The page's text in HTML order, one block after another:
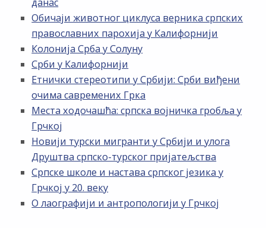
Обичаји животног циклуса верника српских
православних парохија у Калифорнији
Колонија Срба у Солуну
Срби у Калифорнији
Етнички стереотипи у Србији: Срби виђени
очима савремених Грка
Места ходочашћа: српска војничка гробља у
Грчкој
Новији турски мигранти у Србији и улога
Друштва српско-турског пријатељства
Српске школе и настава српског језика у
Грчкој у 20. веку
О лаографији и антропологији у Грчкој